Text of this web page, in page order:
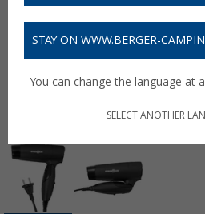
STAY ON WWW.BERGER-
You can change the language at
SELECT ANOTHER